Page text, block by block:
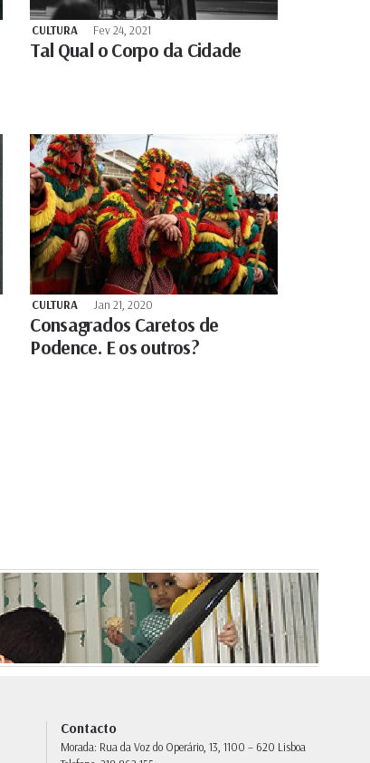
CULTURA Fev 24, 2021
Tal Qual o Corpo da Cidade
CULTURA Jan 21, 2020
Consagrados Caretos de
Podence. E os outros?
Contacto
Morada: Rua da Voz do Operário, 13, 1100 – 620 Lisboa